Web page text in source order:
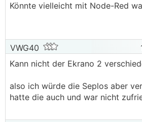
Könnte vielleicht mit Node-Red
VWG40
Kann nicht der Ekrano 2
also ich würde die Seplos aber
hatte die auch und war nicht